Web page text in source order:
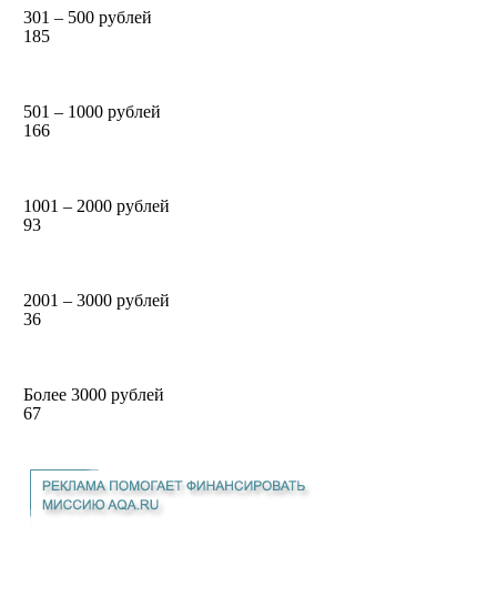
301 – 500 рублей
185
501 – 1000 рублей
166
1001 – 2000 рублей
93
2001 – 3000 рублей
36
Более 3000 рублей
67